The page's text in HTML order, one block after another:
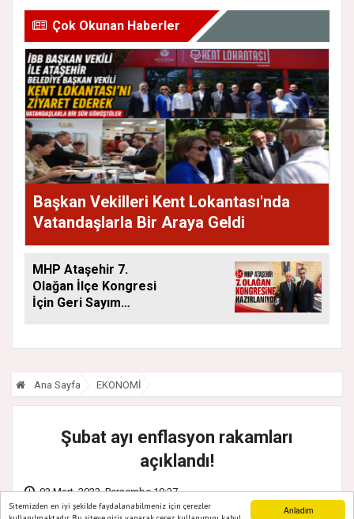
Anladım
Sitemizden en iyi şekilde faydalanabilmeniz için çerezler
Çok Okunan Haberler
Başkan Vekilleri Kent Lokantası'nda
Vatandaşlarla Bir Araya Geldi
MHP Ataşehir 7.
Olağan İlçe Kongresi
İçin Geri Sayım
Ana Sayfa EKONOMİ
Şubat ayı enflasyon rakamları
açıklandı!
03 Mart, 2022, Perşembe 10:27